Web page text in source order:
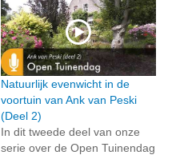
Natuurlijk evenwicht in de
voortuin van Ank van Peski
(Deel 2)
In dit tweede deel van onze
serie over de Open Tuinendag